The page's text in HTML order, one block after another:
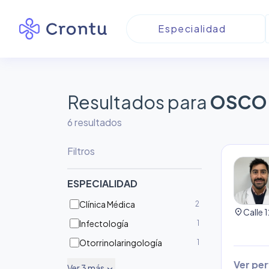
Resultados para
6resultados
Filtros
ESPECIALIDAD
Clínica Médica 2
Infectología 1
Otorrinolaringología 1
location_onCalle
Ver